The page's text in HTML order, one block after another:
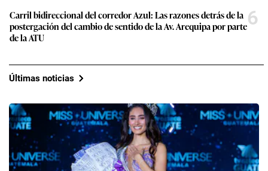
Carril bidireccional del corredor Azul: Las razones detrás de la
postergación del cambio de sentido de la Av. Arequipa por parte
de la ATU
6
Últimas noticias